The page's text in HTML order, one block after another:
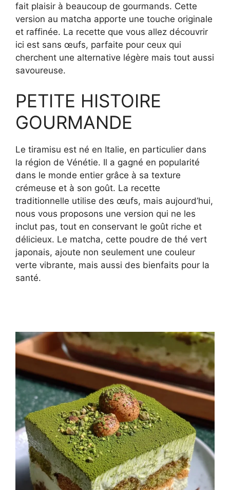
fait plaisir à beaucoup de gourmands. Cette
version au matcha apporte une touche originale
et raffinée. La recette que vous allez découvrir
ici est sans œufs, parfaite pour ceux qui
cherchent une alternative légère mais tout aussi
savoureuse.
PETITE HISTOIRE
GOURMANDE
Le tiramisu est né en Italie, en particulier dans
la région de Vénétie. Il a gagné en popularité
dans le monde entier grâce à sa texture
crémeuse et à son goût. La recette
traditionnelle utilise des œufs, mais aujourd’hui,
nous vous proposons une version qui ne les
inclut pas, tout en conservant le goût riche et
délicieux. Le matcha, cette poudre de thé vert
japonais, ajoute non seulement une couleur
verte vibrante, mais aussi des bienfaits pour la
santé.